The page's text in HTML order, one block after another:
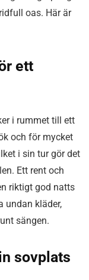
oas. Här är
ett
i rummet till ett
och för mycket
i sin tur gör det
Ett rent och
riktigt god natts
undan kläder,
sängen.
sovplats